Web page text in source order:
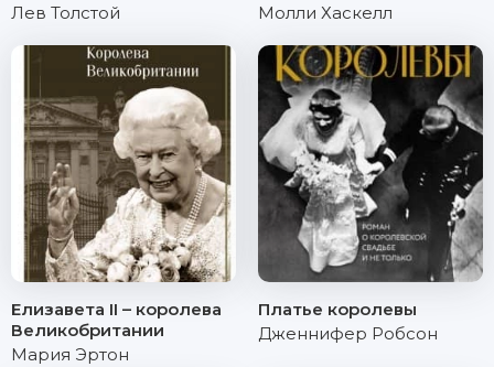
Лев Толстой
Молли Хаскелл
Елизавета II – королева
Великобритании
Мария Эртон
Платье королевы
Дженнифер Робсон